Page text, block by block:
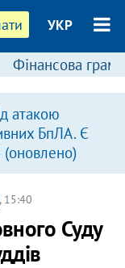
УКР
Фінансова
атакою
БпЛА. Є
(оновлено)
15:40
Суду